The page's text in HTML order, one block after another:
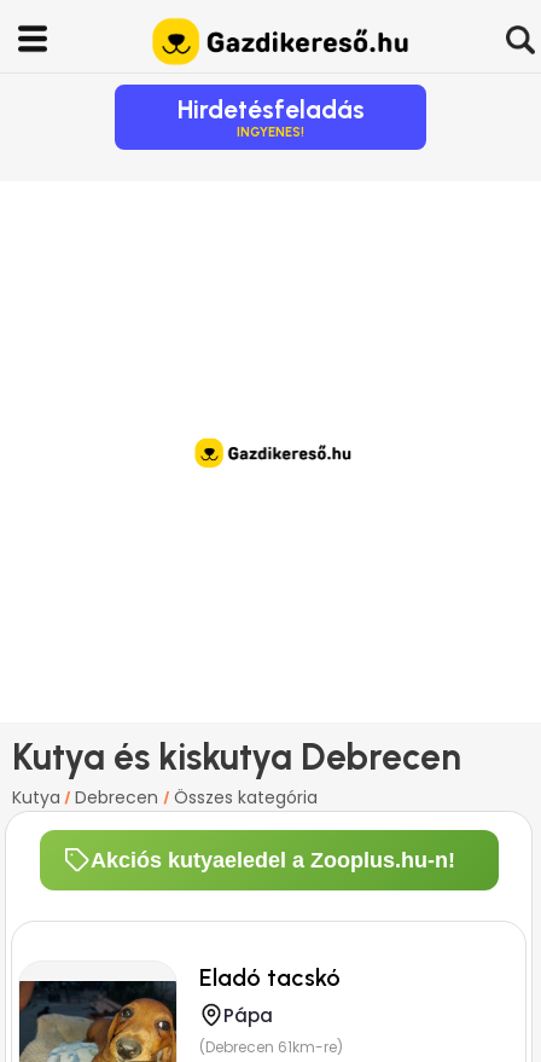
Hirdetésfeladás
INGYENES!
Kutya és kiskutya Debrecen
Kutya / Debrecen / Összes kategória
Akciós kutyaeledel a Zooplus.hu-n!
Eladó tacskó
Pápa
(Debrecen 61km-re)